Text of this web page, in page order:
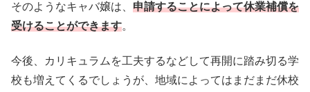
そのようなキャバ嬢は、 申請することによって休業補償を
受けることができます。
今後、カリキュラムを工夫するなどして再開に踏み切る学
校も増えてくるでしょうが、地域によってはまだまだ休校